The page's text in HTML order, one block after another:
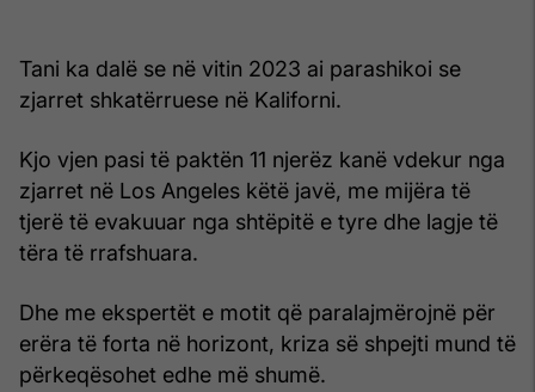
Tani ka dalë se në vitin 2023 ai parashikoi se
zjarret shkatërruese në Kaliforni.
Kjo vjen pasi të paktën 11 njerëz kanë vdekur nga
zjarret në Los Angeles këtë javë, me mijëra të
tjerë të evakuuar nga shtëpitë e tyre dhe lagje të
tëra të rrafshuara.
Dhe me ekspertët e motit që paralajmërojnë për
erëra të forta në horizont, kriza së shpejti mund të
përkeqësohet edhe më shumë.